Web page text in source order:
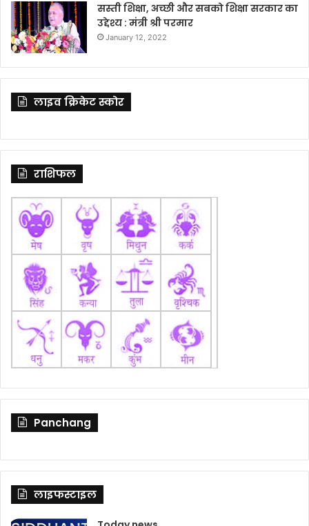
सस्ती शिक्षा, अच्छी और सबको शिक्षा सरकार का
उद्देश्य : मंत्री श्री परमार
January 12, 2022
लाइव क्रिकेट स्कोर
राशिफल
Panchang
लाइफस्टाइल